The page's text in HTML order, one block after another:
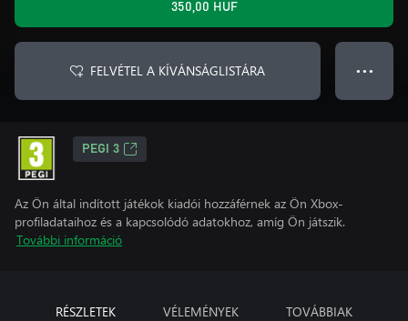
350,00 HUF
FELVÉTEL A KÍVÁNSÁGLISTÁRA ● ● ●
PEGI 3
Az Ön által indított játékok kiadói hozzáférnek az Ön Xbox-
profiladataihoz és a kapcsolódó adatokhoz, amíg Ön játszik.
További információ
RÉSZLETEK VÉLEMÉNYEK TOVÁBBIAK